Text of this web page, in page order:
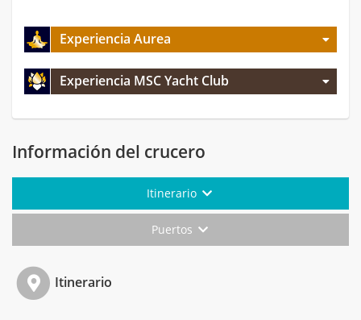
Experiencia Aurea
Experiencia MSC Yacht Club
Información del crucero
Itinerario
Puertos
Itinerario